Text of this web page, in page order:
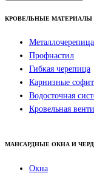
КРОВЕЛЬНЫЕ МАТЕРИАЛЫ
Металлочерепица
Профнастил
Гибкая черепица
Карнизные
Водосточная
Кровельная
МАНСАРДНЫЕ ОКНА И
Окна